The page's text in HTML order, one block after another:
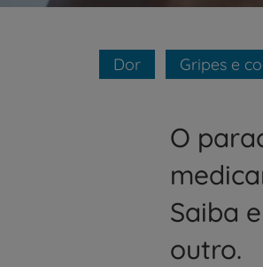
Dor Gripes e
O
Saiba
outro.